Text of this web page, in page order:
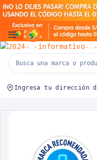
Mifarma
Ingresa tu dirección